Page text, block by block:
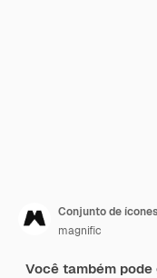
Conjunto de
magnific
Você também